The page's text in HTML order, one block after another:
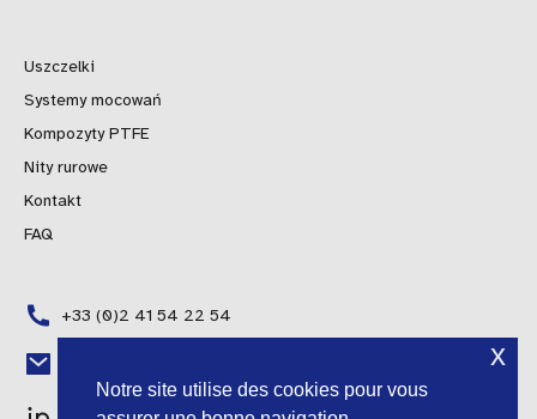
Uszczelki
Systemy mocowań
Kompozyty PTFE
Nity rurowe
Kontakt
FAQ
+33 (0)2 41 54 22 54
Spanish
Notre site utilise des cookies pour vous
x